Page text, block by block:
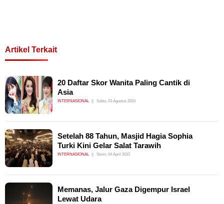
Artikel Terkait
20 Daftar Skor Wanita Paling Cantik di
Asia
INTERNASIONAL Sabtu, 03 Agustus 2024
Setelah 88 Tahun, Masjid Hagia Sophia
Turki Kini Gelar Salat Tarawih
INTERNASIONAL Senin, 04 April 2022
Memanas, Jalur Gaza Digempur Israel
Lewat Udara